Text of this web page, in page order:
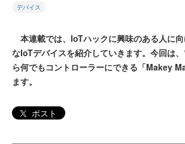
デバイス
本連載では、IoTハックに興味のある人に
なIoTデバイスを紹介していきます。今回は
ら何でもコントローラーにできる「Makey
ます。
ポスト